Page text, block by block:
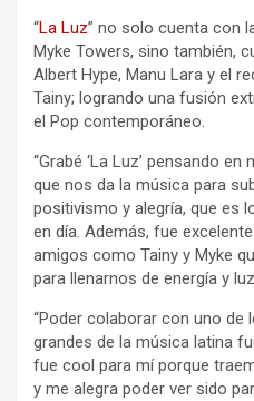
“La Luz” no solo cuenta con
Myke Towers, sino también,
Albert Hype, Manu Lara y el
Tainy; logrando una fusión
el Pop contemporáneo.
“Grabé ‘La Luz’ pensando
que nos da la música para
positivismo y alegría, que es
en día. Además, fue
amigos como Tainy y Myke
para llenarnos de energía y
“Poder colaborar con uno
grandes de la música latina
fue cool para mí porque
y me alegra poder ver sido